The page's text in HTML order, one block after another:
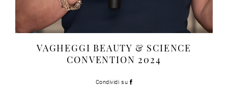
VAGHEGGI BEAUTY & SCIENCE
CONVENTION 2024
Condividi su